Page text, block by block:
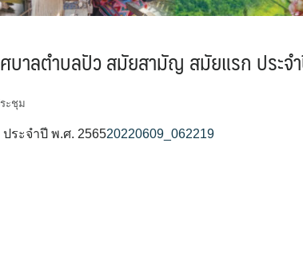
ศบาลตำบลปัว สมัยสามัญ สมัยแรก ประ
ะชุม
ระจำปี พ.ศ. 256520220609_062219